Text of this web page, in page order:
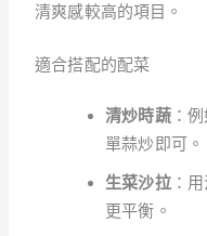
清爽感較高的項目。
適合搭配的配菜
清炒時蔬：
單蒜炒即可。
生菜沙拉：
更平衡。